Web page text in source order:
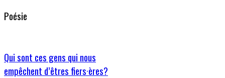
Poésie
Qui sont ces gens qui nous
empêchent d’êtres fiers·ères?